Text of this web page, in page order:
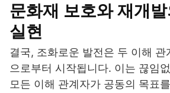
문화재 보호와 재개
실현
결국, 조화로운 발전은 두 이해 관
으로부터 시작됩니다. 이는 끊임
모든 이해 관계자가 공동의 목표